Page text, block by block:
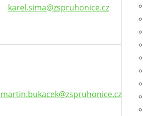
karel.sima@zspruhonice.cz
martin.bukacek@zspruhonice.cz